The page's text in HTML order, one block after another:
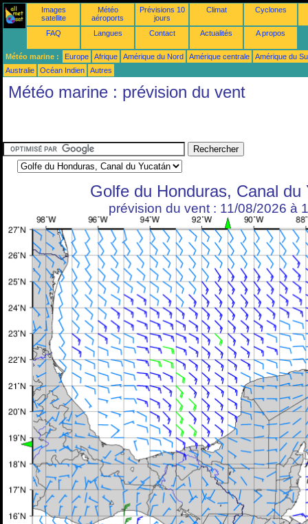
Images
satellite
Météo
aéroports
Prévisions 10
jours
Climat Cyclones
FAQ Langues Contact Actualités A propos
Météo marine : Europe Afrique Amérique du Nord Amérique centrale
Amérique du
Australie
Océan Indien Autres
Météo marine : prévision du vent
Golfe du Honduras, Canal du
prévision du vent : 11/08/2026 à